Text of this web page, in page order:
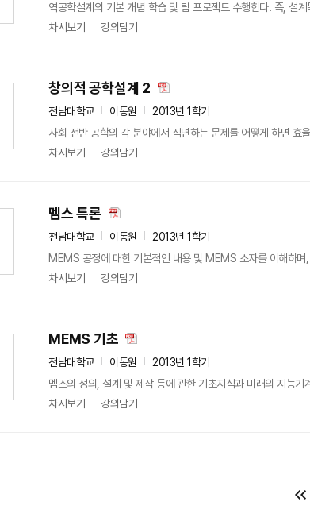
역공학설계의 기본 개념 학습 및 팀 프로젝트 수행한다. 즉, 설
차시보기
강의담기
창의적 공학설계 2
전남대학교 이동원
2013년 1학기
사회 전반 공학의 각 분야에서 직면하는 문제를 어떻게 하면 효
차시보기
강의담기
멤스 특론
전남대학교 이동원
2013년 1학기
MEMS 공정에 대한 기본적인 내용 및 MEMS 소자를 이해하
차시보기
강의담기
MEMS 기초
전남대학교 이동원
2013년 1학기
멤스의 정의, 설계 및 제작 등에 관한 기초지식과 미래의 지능
차시보기
강의담기